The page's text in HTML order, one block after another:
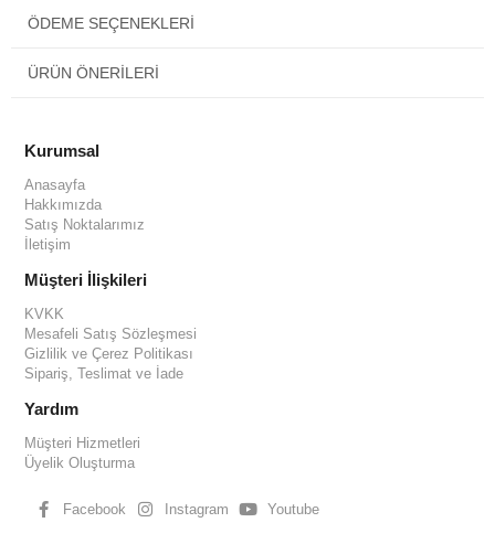
ÖDEME SEÇENEKLERI
ÜRÜN ÖNERILERI
Kurumsal
Anasayfa
Hakkımızda
Satış Noktalarımız
İletişim
Müşteri İlişkileri
KVKK
Mesafeli Satış Sözleşmesi
Gizlilik ve Çerez Politikası
Sipariş, Teslimat ve İade
Yardım
Müşteri Hizmetleri
Üyelik Oluşturma
Facebook Instagram Youtube